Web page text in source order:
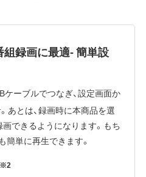
組録画に最適- 簡単設
ーブルでつなぎ、設定画面か
。あとは、録画時に本商品を選
できるようになります。もち
単に再生できます。
※2